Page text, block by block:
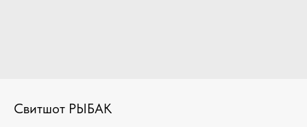
Свитшот РЫБАК